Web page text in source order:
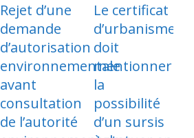
Rejet d’une
demande
d’autorisation
environnementale
avant
consultation
de l’autorité
Le certificat
d’urbanisme
doit
mentionner
la
possibilité
d’un sursis